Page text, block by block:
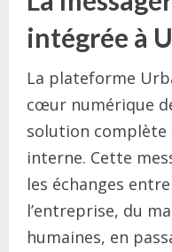
intégrée à
La plateforme
cœur numérique
solution complète
interne. Cette
les échanges
l’entreprise, du
humaines, en